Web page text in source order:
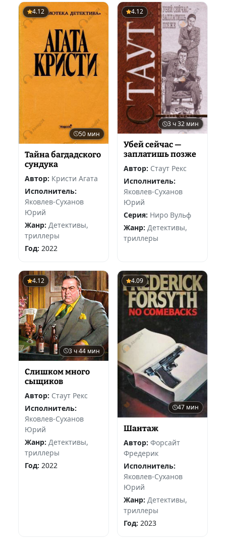
4.12
50 мин
Тайна багдадского
сундука
Автор: Кристи Агата
Исполнитель:
Яковлев-Суханов
Юрий
Жанр: Детективы,
триллеры
Год: 2022
4.12
3 ч 32 мин
Убей сейчас —
заплатишь позже
Автор: Стаут Рекс
Исполнитель:
Яковлев-Суханов
Юрий
Серия: Ниро Вульф
Жанр: Детективы,
триллеры
4.12
3 ч 44 мин
Слишком много
сыщиков
Автор: Стаут Рекс
Исполнитель:
Яковлев-Суханов
Юрий
Жанр: Детективы,
триллеры
Год: 2022
4.09
47 мин
Шантаж
Автор: Форсайт
Фредерик
Исполнитель:
Яковлев-Суханов
Юрий
Жанр: Детективы,
триллеры
Год: 2023